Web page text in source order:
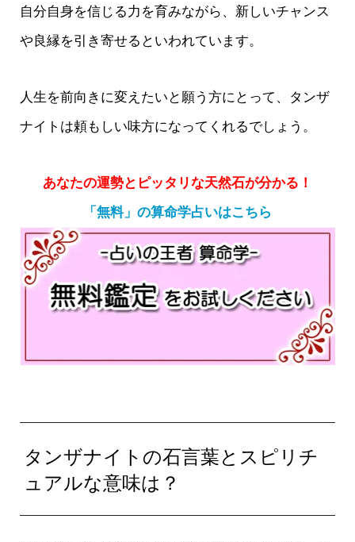
自分自身を信じる力を育みながら、新しいチャンス
や良縁を引き寄せるといわれています。
人生を前向きに変えたいと願う方にとって、タンザ
ナイトは頼もしい味方になってくれるでしょう。
あなたの運勢とピッタリな天然石が分かる！
「無料」の算命学占いはこちら
タンザナイトの石言葉とスピリチ
ュアルな意味は？